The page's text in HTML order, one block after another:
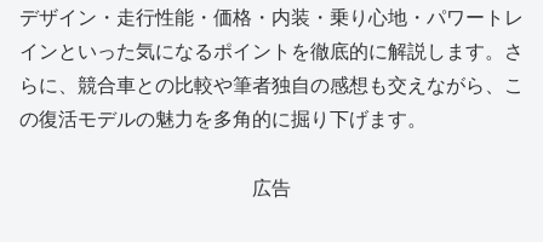
デザイン・走行性能・価格・内装・乗り心地・パワートレ
インといった気になるポイントを徹底的に解説します。さ
らに、競合車との比較や筆者独自の感想も交えながら、こ
の復活モデルの魅力を多角的に掘り下げます。
広告